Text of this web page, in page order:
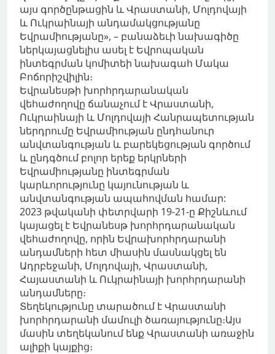
այս գործընթացին և Վրաստանի, Մոլդովայի
և Ուկրաինայի անդամակցությանը
Եվրամիությանը», – բանաձեւի նախագիծը
ներկայացնելիս ասել է Եվրոպական
ինտեգրման կոմիտեի նախագահ Մակա
Բոճորիշվիլին։
Եվրանեսթի խորհրդարանական
վեհաժողովը ճանաչում է Վրաստանի,
Ուկրաինայի և Մոլդովայի Հանրապետության
ներդրումը Եվրամիության ընդհանուր
անվտանգության և բարեկեցության գործում
և ընդգծում բոլոր երեք երկրների
Եվրամիությանը ինտեգրման
կարևորությունը կայունության և
անվտանգության ապահովման համար:
2023 թվականի փետրվարի 19-21-ը Քիշնևում
կայացել է Եվրանեսթ խորհրդարանական
վեհաժողովը, որին Եվրախորհրդարանի
անդամների հետ միասին մասնակցել են
Ադրբեջանի, Մոլդովայի, Վրաստանի,
Հայաստանի և Ուկրաինայի խորհրդարանի
անդամները։
Տեղեկությունը տարածում է Վրաստանի
խորհրդարանի մամուլի ծառայությունը։Այս
մասին տեղեկանում ենք Վրաստանի առաջին
ալիքի կայքից։